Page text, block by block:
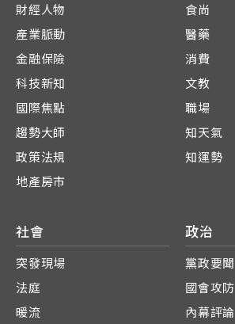
財經人物
產業脈動
金融保險
科技新知
國際焦點
趨勢大師
政策法規
地產房市
食尚
醫藥
消費
文教
職場
知天氣
知運勢
社會
突發現場
法庭
暖流
政治
黨政要聞
國會攻防
內幕評論